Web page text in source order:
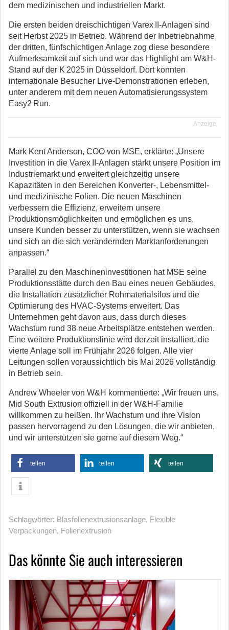
dem medizinischen und industriellen Markt.
Die ersten beiden dreischichtigen Varex II-Anlagen sind
seit Herbst 2025 in Betrieb. Während der Inbetriebnahme
der dritten, fünfschichtigen Anlage zog diese besondere
Aufmerksamkeit auf sich und war das Highlight am W&H-
Stand auf der K 2025 in Düsseldorf. Dort konnten
internationale Besucher Live-Demonstrationen erleben,
unter anderem mit dem neuen Automatisierungssystem
Easy2 Run.
Anzeige
Mark Kent Anderson, COO von MSE, erklärte: „Unsere
Investition in die Varex II-Anlagen stärkt unsere Position im
Industriemarkt und erweitert gleichzeitig unsere
Kapazitäten in den Bereichen Konverter-, Lebensmittel-
und medizinische Folien. Die neuen Maschinen
verbessern die Effizienz, erweitern unsere
Produktionsmöglichkeiten und ermöglichen es uns,
unsere Kunden besser zu unterstützen, wenn sie wachsen
und sich an die sich verändernden Marktanforderungen
anpassen.“
Parallel zu den Maschineninvestitionen hat MSE seine
Produktionsstätte durch den Bau eines neuen Gebäudes,
die Installation zusätzlicher Rohmaterialsilos und die
Optimierung des HVAC-Systems erweitert. Das
Unternehmen geht davon aus, dass durch dieses
Wachstum rund 38 neue Arbeitsplätze entstehen werden.
Eine weitere Produktionslinie wird derzeit installiert, die
vierte Anlage soll im Frühjahr 2026 folgen. Alle vier
Leitungen sollen voraussichtlich bis Mai 2026 vollständig
in Betrieb sein.
Andrew Wheeler von W&H kommentierte: „Wir freuen uns,
Mid South Extrusion offiziell in der W&H-Familie
willkommen zu heißen. Ihr Wachstum und ihre Vision
passen hervorragend zu den Lösungen, die wir anbieten,
und wir unterstützen sie gerne auf diesem Weg.“
teilen teilen teilen
Schlagwörter: Blasfolienextrusionsanlage, Flexible
Verpackungen, Folienextrusion
Das könnte Sie auch interessieren